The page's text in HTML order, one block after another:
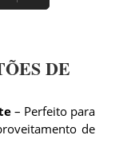
DE
– Perfeito para
de